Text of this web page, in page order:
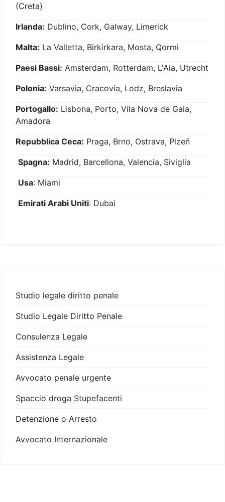
(Creta)
Irlanda: Dublino, Cork, Galway, Limerick
Malta: La Valletta, Birkirkara, Mosta, Qormi
Paesi Bassi: Amsterdam, Rotterdam, L'Aia, Utrecht
Polonia: Varsavia, Cracovia, Lodz, Breslavia
Portogallo: Lisbona, Porto, Vila Nova de Gaia,
Amadora
Repubblica Ceca: Praga, Brno, Ostrava, Plzeň
Spagna: Madrid, Barcellona, Valencia, Siviglia
Usa: Miami
Emirati Arabi Uniti: Dubai
Studio legale diritto penale
Studio Legale Diritto Penale
Consulenza Legale
Assistenza Legale
Avvocato penale urgente
Spaccio droga Stupefacenti
Detenzione o Arresto
Avvocato Internazionale